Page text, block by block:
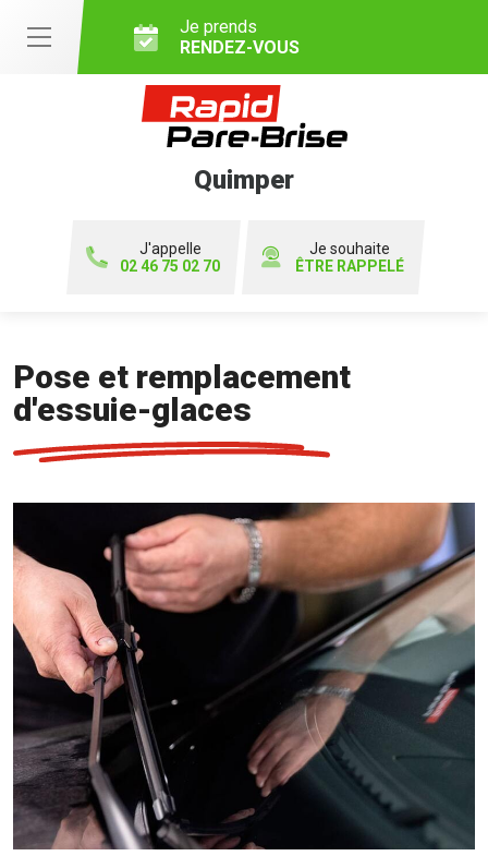
Je prends
RENDEZ-VOUS
Quimper
J'appelle
02 46 75 02 70
Je souhaite
ÊTRE RAPPELÉ
Pose et remplacement
d'essuie-glaces